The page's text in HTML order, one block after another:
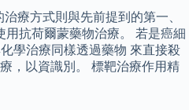
療方式則與先前提到的第一、
抗荷爾蒙藥物治療。 若是癌細
學治療同樣透過藥物 來直接殺
，以資識別。 標靶治療作用精